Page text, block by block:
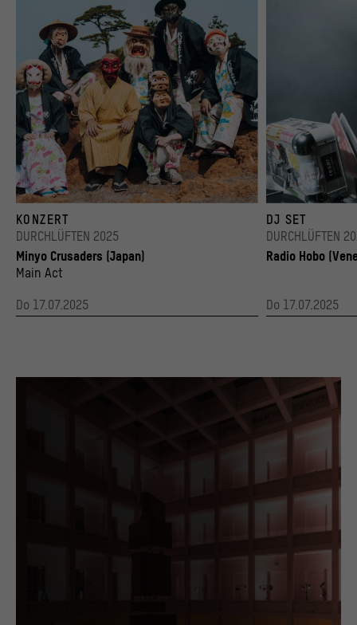
© Yukitaka Amemiya
KONZERT
DURCHLÜFTEN 2025
Minyo Crusaders (Japan)
Main Act
Do 17.07.2025
© Lidia Monge
DJ SET
DURCHLÜFTEN
Radio Hobo
Do 17.07.2025